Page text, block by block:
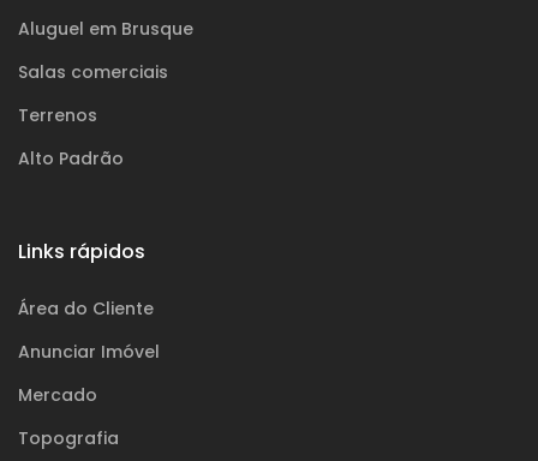
Aluguel em Brusque
Salas comerciais
Terrenos
Alto Padrão
Links rápidos
Área do Cliente
Anunciar Imóvel
Mercado
Topografia